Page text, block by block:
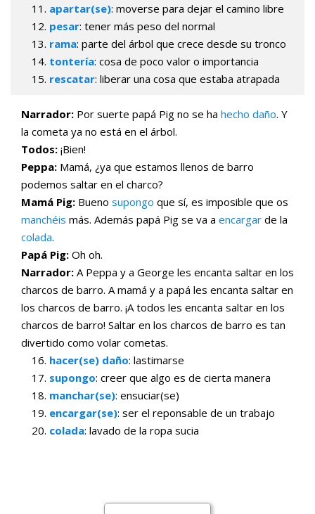
apartar(se): moverse para dejar el camino libre
pesar: tener más peso del normal
rama: parte del árbol que crece desde su tronco
tontería: cosa de poco valor o importancia
rescatar: liberar una cosa que estaba atrapada
Narrador: Por suerte papá Pig no se ha hecho daño. Y
la cometa ya no está en el árbol.
Todos: ¡Bien!
Peppa: Mamá, ¿ya que estamos llenos de barro
podemos saltar en el charco?
Mamá Pig: Bueno supongo que sí, es imposible que os
manchéis más. Además papá Pig se va a encargar de la
colada.
Papá Pig: Oh oh.
Narrador: A Peppa y a George les encanta saltar en los
charcos de barro. A mamá y a papá les encanta saltar en
los charcos de barro. ¡A todos les encanta saltar en los
charcos de barro! Saltar en los charcos de barro es tan
divertido como volar cometas.
hacer(se) daño: lastimarse
supongo: creer que algo es de cierta manera
manchar(se): ensuciar(se)
encargar(se): ser el reponsable de un trabajo
colada: lavado de la ropa sucia